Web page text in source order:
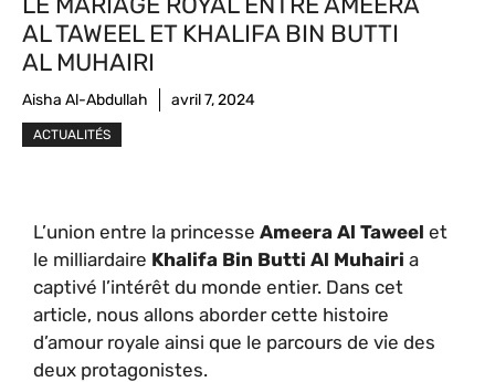
AL TAWEEL ET KHALIFA BIN BUTTI
AL MUHAIRI
Aisha Al-Abdullah avril 7, 2024
ACTUALITÉS
L’union entre la princesse Ameera Al Taweel et
le milliardaire Khalifa Bin Butti Al Muhairi a
captivé l’intérêt du monde entier. Dans cet
article, nous allons aborder cette histoire
d’amour royale ainsi que le parcours de vie des
deux protagonistes.